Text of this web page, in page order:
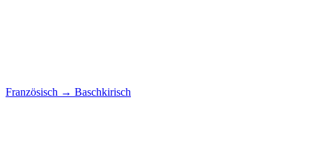
Französisch → Baschkirisch